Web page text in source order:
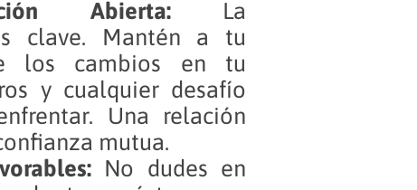
Abierta:La
clave. Mantén a tu
los cambios en tu
y cualquier desafío
Una relación
mutua.
No dudes en